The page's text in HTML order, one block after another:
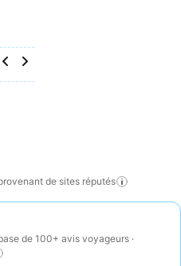
de sites réputés
de 100+ avis voyageurs ·